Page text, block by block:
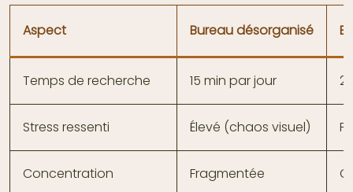
Aspect Bureau désorganisé
Temps de recherche 15 min par jour 2
Stress ressenti Élevé (chaos visuel)
Concentration Fragmentée